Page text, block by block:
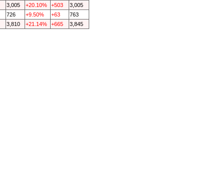
3,005 +20.10% +503
3,005
726 +9.50% +63
763
3,810 +21.14% +665 3,845